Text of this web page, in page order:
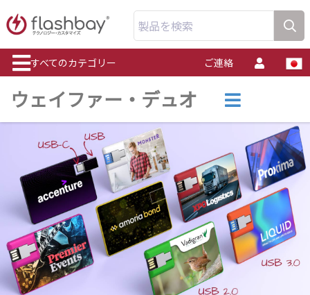
製品を検索
すべてのカテゴリー ご連絡
ウェイファー・デュオ